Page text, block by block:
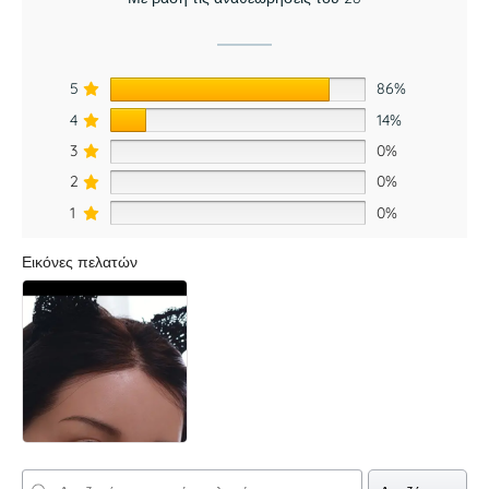
5
86%
4
14%
3
0%
2
0%
1
0%
Εικόνες πελατών